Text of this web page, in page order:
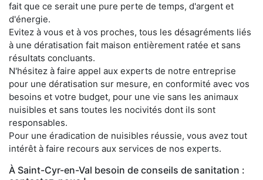
fait que ce serait une pure perte de temps, d'argent et
d'énergie.
Evitez à vous et à vos proches, tous les désagréments liés
à une dératisation fait maison entièrement ratée et sans
résultats concluants.
N'hésitez à faire appel aux experts de notre entreprise
pour une dératisation sur mesure, en conformité avec vos
besoins et votre budget, pour une vie sans les animaux
nuisibles et sans toutes les nocivités dont ils sont
responsables.
Pour une éradication de nuisibles réussie, vous avez tout
intérêt à faire recours aux services de nos experts.
À Saint-Cyr-en-Val besoin de conseils de sanitation :